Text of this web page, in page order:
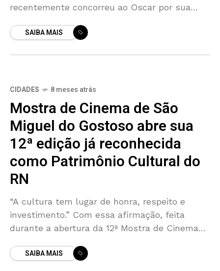
recentemente concorreu ao Oscar por sua
incluído na lista das 100 pessoas mais
SAIBA MAIS
CIDADES 8 meses atrás
Mostra de Cinema de São
Miguel do Gostoso abre sua
12ª edição já reconhecida
como Patrimônio Cultural do
RN
“A cultura tem lugar de honra, respeito e
investimento.” Com essa afirmação, feita
durante a abertura da 12ª Mostra de Cinema
Rio
SAIBA MAIS